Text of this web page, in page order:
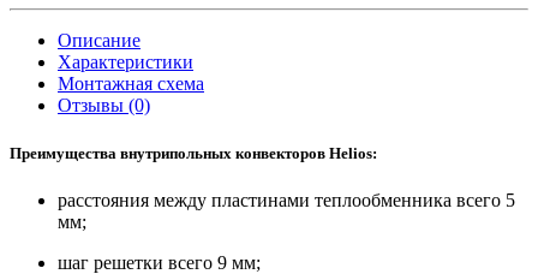
Описание
Характеристики
Монтажная схема
Отзывы (0)
Преимущества внутрипольных конвекторов Helios:
расстояния между пластинами теплообменника всего 5
мм;
шаг решетки всего 9 мм;